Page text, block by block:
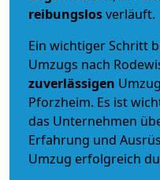
reibungslosverläuft.
Ein wichtiger Schritt
Umzugs nach
zuverlässigen
Pforzheim. Es ist
das Unternehmen
Erfahrung und
Umzug erfolgreich